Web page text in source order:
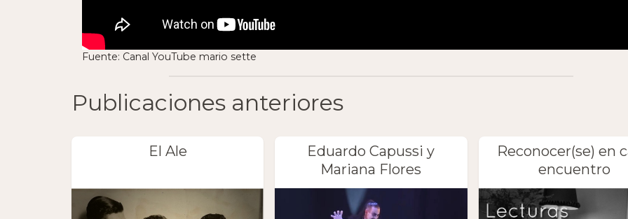
Fuente: Canal YouTube mario sette
Publicaciones anteriores
El Ale
Eduardo Capussi y
Mariana Flores
Reconocer(se) en
encuentro